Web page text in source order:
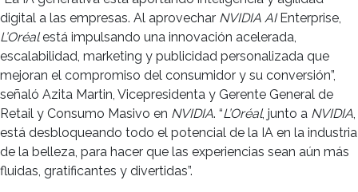
digital a las empresas. Al aprovechar NVIDIA AIEnterprise,
L’Oréalestá impulsando una innovación acelerada,
escalabilidad, marketing y publicidad personalizada que
mejoran el compromiso del consumidor y su conversión”,
señaló Azita Martin, Vicepresidenta y Gerente General de
Retail y Consumo Masivo en NVIDIA. “L’Oréal, junto a NVIDIA
está desbloqueando todo el potencial de la IA en la industria
de la belleza, para hacer que las experiencias sean aún más
fluidas, gratificantes y divertidas”.